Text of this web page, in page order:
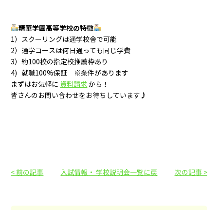
精華学園高等学校の特徴
1）スクーリングは通学校舎で可能
2）通学コースは何日通っても同じ学費
3）約100校の指定校推薦枠あり
4) 就職100%保証 ※条件があります
まずはお気軽に 資料請求から！
皆さんのお問い合わせをお待ちしています♪
< 前の記事 次の記事 >
入試情報・ 学校説明会一覧に戻